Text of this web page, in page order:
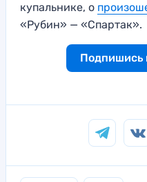
купальнике, о
«Рубин» — «Спартак».
Подпишись